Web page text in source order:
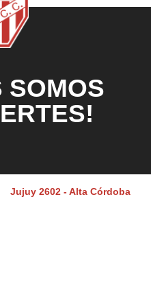
SOMOS
Jujuy 2602 - Alta Córdoba